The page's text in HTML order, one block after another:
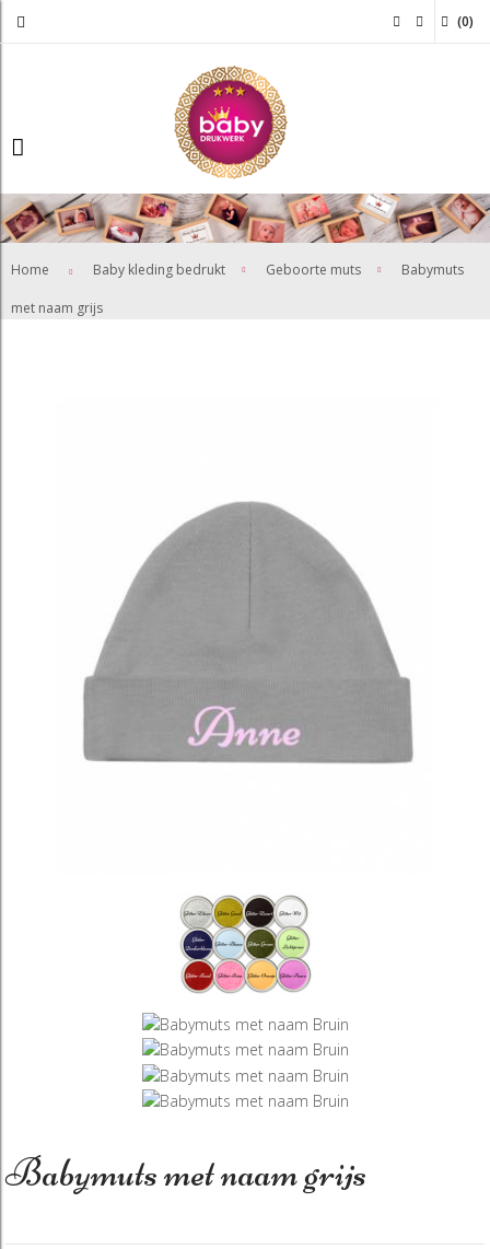
(0)
Home Baby kleding bedrukt Geboorte muts Babymuts
met naam grijs
Babymuts met naam grijs